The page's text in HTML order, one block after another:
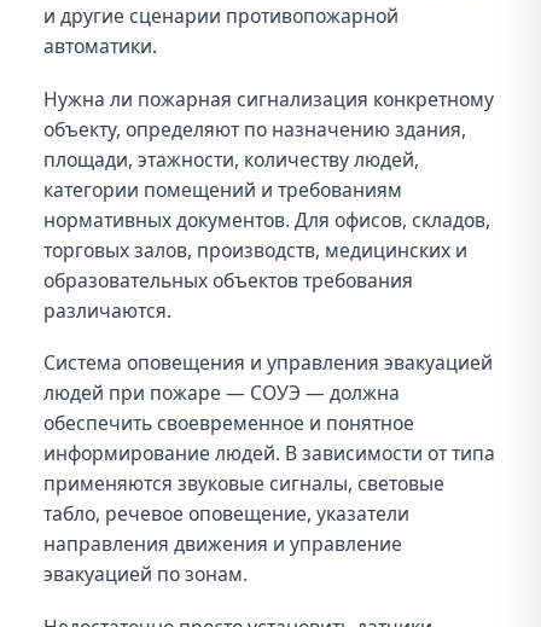
и другие сценарии противопожарной
автоматики.
Нужна ли пожарная сигнализация конкретному
объекту, определяют по назначению здания,
площади, этажности, количеству людей,
категории помещений и требованиям
нормативных документов. Для офисов, складов,
торговых залов, производств, медицинских и
образовательных объектов требования
различаются.
Система оповещения и управления эвакуацией
людей при пожаре — СОУЭ — должна
обеспечить своевременное и понятное
информирование людей. В зависимости от типа
применяются звуковые сигналы, световые
табло, речевое оповещение, указатели
направления движения и управление
эвакуацией по зонам.